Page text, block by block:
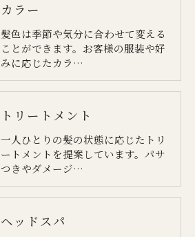
カラー
髪色は季節や気分に合わせて変える
ことができます。お客様の服装や好
みに応じたカラ…
トリートメント
一人ひとりの髪の状態に応じたトリ
ートメントを提案しています。パサ
つきやダメージ…
ヘッドスパ